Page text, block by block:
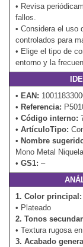
• Revisa
fallos.
• Considera el uso
controlados para
• Elige el tipo de
entorno y la
• EAN:
• Referencia:
• Código interno:
• ArtículoTipo:
• Nombre
Mono Metal
• GS1: –
1. Color principal:
• Plateado
2. Tonos
• Textura rugosa
3. Acabado